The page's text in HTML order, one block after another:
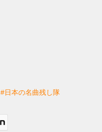
#日本の名曲残し隊